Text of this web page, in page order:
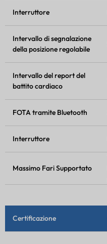
Interruttore
Intervallo di segnalazione
della posizione regolabile
Intervallo del report del
battito cardiaco
FOTAtramite Bluetooth
Interruttore
Massimo FariSupportato
Certificazione